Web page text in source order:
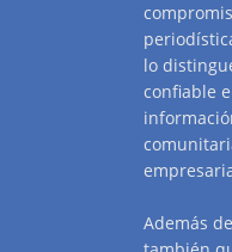
lo
confiable
Además